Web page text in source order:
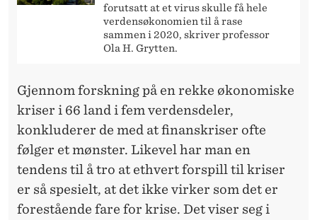
forutsatt at et virus skulle få hele
verdensøkonomien til å rase
sammen i 2020, skriver professor
Ola H. Grytten.
Gjennom forskning på en rekke økonomiske
kriser i 66 land i fem verdensdeler,
konkluderer de med at finanskriser ofte
følger et mønster. Likevel har man en
tendens til å tro at ethvert forspill til kriser
er så spesielt, at det ikke virker som det er
forestående fare for krise. Det viser seg i